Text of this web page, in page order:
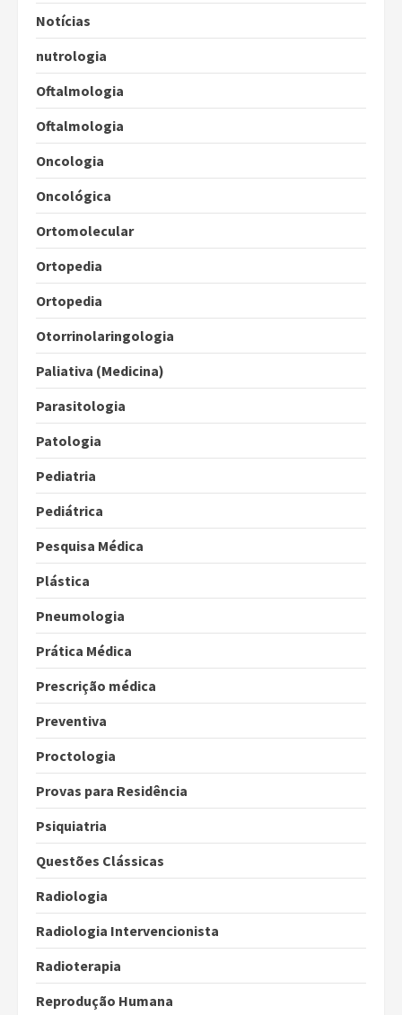
Notícias
nutrologia
Oftalmologia
Oftalmologia
Oncologia
Oncológica
Ortomolecular
Ortopedia
Ortopedia
Otorrinolaringologia
Paliativa (Medicina)
Parasitologia
Patologia
Pediatria
Pediátrica
Pesquisa Médica
Plástica
Pneumologia
Prática Médica
Prescrição médica
Preventiva
Proctologia
Provas para Residência
Psiquiatria
Questões Clássicas
Radiologia
Radiologia Intervencionista
Radioterapia
Reprodução Humana